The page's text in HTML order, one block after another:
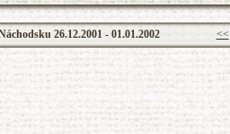
26.12.2001 - 01.01.2002 <<